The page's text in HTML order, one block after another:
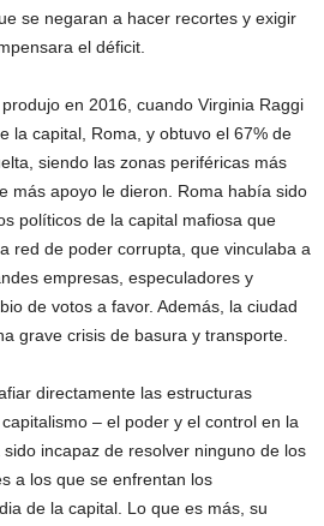
se negaran a hacer recortes y exigir
el déficit.
en 2016, cuando Virginia Raggi
la capital, Roma, y obtuvo el 67% de
siendo las zonas periféricas más
más apoyo le dieron. Roma había sido
políticos de la capital mafiosa que
red de poder corrupta, que vinculaba a
empresas, especuladores y
de votos a favor. Además, la ciudad
grave crisis de basura y transporte.
directamente las estructuras
– el poder y el control en la
incapaz de resolver ninguno de los
a los que se enfrentan los
de la capital. Lo que es más, su